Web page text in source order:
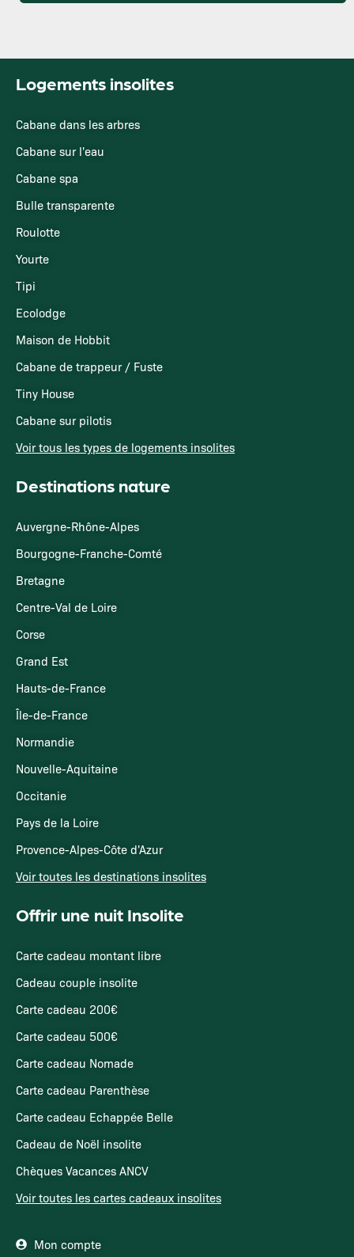
Logements insolites
Cabane dans les arbres
Cabane sur l'eau
Cabane spa
Bulle transparente
Roulotte
Yourte
Tipi
Ecolodge
Maison de Hobbit
Cabane de trappeur / Fuste
Tiny House
Cabane sur pilotis
Voir tous les types de logements insolites
Destinations nature
Auvergne-Rhône-Alpes
Bourgogne-Franche-Comté
Bretagne
Centre-Val de Loire
Corse
Grand Est
Hauts-de-France
Île-de-France
Normandie
Nouvelle-Aquitaine
Occitanie
Pays de la Loire
Provence-Alpes-Côte d'Azur
Voir toutes les destinations insolites
Offrir une nuit Insolite
Carte cadeau montant libre
Cadeau couple insolite
Carte cadeau 200€
Carte cadeau 500€
Carte cadeau Nomade
Carte cadeau Parenthèse
Carte cadeau Echappée Belle
Cadeau de Noël insolite
Chèques Vacances ANCV
Voir toutes les cartes cadeaux insolites
Mon compte